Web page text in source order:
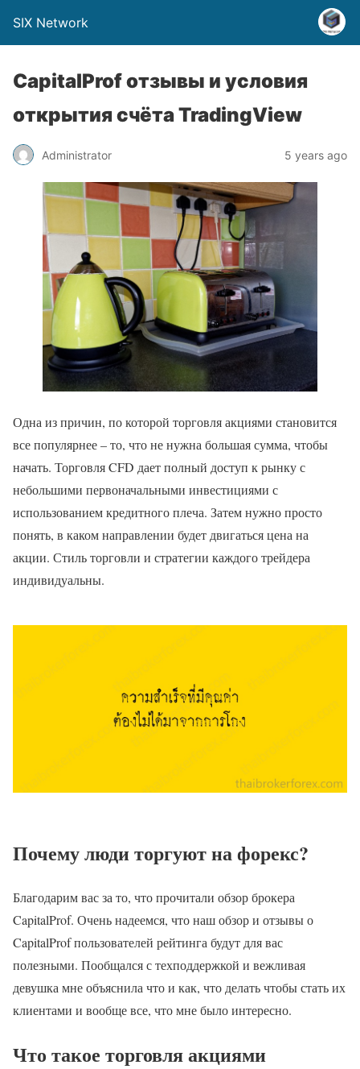
SIX Network
CapitalProf отзывы и условия
открытия счёта TradingView
Administrator 5 years ago
Одна из причин, по которой торговля акциями становится
все популярнее – то, что не нужна большая сумма, чтобы
начать. Торговля CFD дает полный доступ к рынку с
небольшими первоначальными инвестициями с
использованием кредитного плеча. Затем нужно просто
понять, в каком направлении будет двигаться цена на
акции. Стиль торговли и стратегии каждого трейдера
индивидуальны.
Почему люди торгуют на форекс?
Благодарим вас за то, что прочитали обзор брокера
CapitalProf. Очень надеемся, что наш обзор и отзывы о
CapitalProf пользователей рейтинга будут для вас
полезными. Пообщался с техподдержкой и вежливая
девушка мне объяснила что и как, что делать чтобы стать их
клиентами и вообще все, что мне было интересно.
Что такое торговля акциями